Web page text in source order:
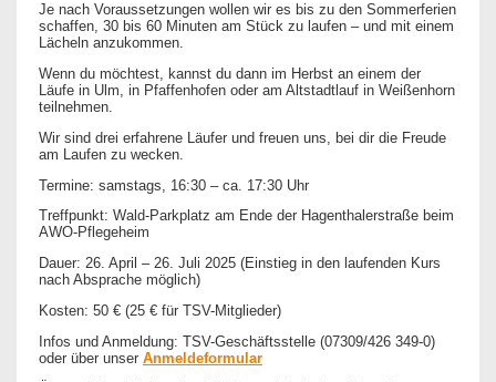
Je nach Voraussetzungen wollen wir es bis zu den Sommerferien
schaffen, 30 bis 60 Minuten am Stück zu laufen – und mit einem
Lächeln anzukommen.
Wenn du möchtest, kannst du dann im Herbst an einem der
Läufe in Ulm, in Pfaffenhofen oder am Altstadtlauf in Weißenhorn
teilnehmen.
Wir sind drei erfahrene Läufer und freuen uns, bei dir die Freude
am Laufen zu wecken.
Termine: samstags, 16:30 – ca. 17:30 Uhr
Treffpunkt: Wald-Parkplatz am Ende der Hagenthalerstraße beim
AWO-Pflegeheim
Dauer: 26. April – 26. Juli 2025 (Einstieg in den laufenden Kurs
nach Absprache möglich)
Kosten: 50 € (25 € für TSV-Mitglieder)
Infos und Anmeldung: TSV-Geschäftsstelle (07309/426 349-0)
oder über unser Anmeldeformular